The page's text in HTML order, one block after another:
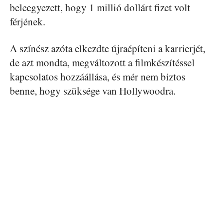
beleegyezett, hogy 1 millió dollárt fizet volt
férjének.
A színész azóta elkezdte újraépíteni a karrierjét,
de azt mondta, megváltozott a filmkészítéssel
kapcsolatos hozzáállása, és mér nem biztos
benne, hogy szüksége van Hollywoodra.